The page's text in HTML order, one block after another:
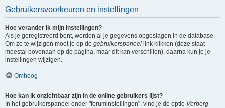
Gebruikersvoorkeuren en instellingen
Hoe verander ik mijn instellingen?
Als je geregistreerd bent, worden al je gegevens opgeslagen in de database.
Om ze te wijzigen moet je op de gebruikerspaneel link klikken (deze staat
meestal bovenaan op de pagina, maar dit kan verschillen), daarna kun je je
instellingen wijzigen.
Omhoog
Hoe kan ik onzichtbaar zijn in de online gebruikers lijst?
In het gebruikerspaneel onder "foruminstellingen", vind je de optie Verberg